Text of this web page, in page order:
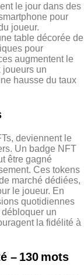
le jour dans des
pour
joueur.
table décorée de
pour
augmentent le
joueurs un
hausse du taux
deviennent le
Un badge NFT
être gagné
Ces tokens
marché dédiées,
le joueur. En
quotidiennes
débloquer un
la fidélité à
– 130 mots